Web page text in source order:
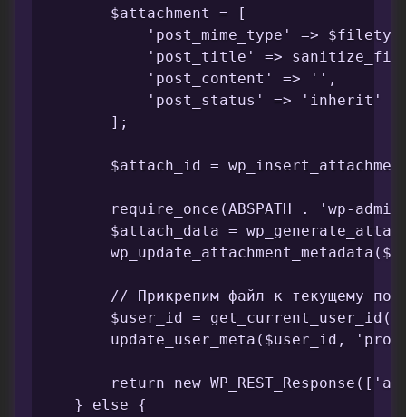
        $attachment = [
'post_mime_type' =>
'post_title' =>
            'post_content' => '',
            'post_status' => 'inherit'
        ];
$attach_id =
require_once(ABSPATH . 'wp-
$attach_data =
// Прикрепим файл к текущему
$user_id =
update_user_meta($user_id,
return new
    } else {